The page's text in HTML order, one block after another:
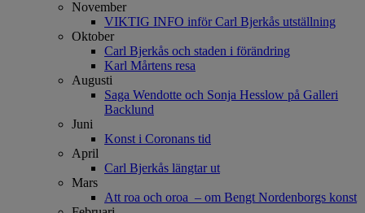
November
VIKTIG INFO inför Carl Bjerkås utställning
Oktober
Carl Bjerkås och staden i förändring
Karl Mårtens resa
Augusti
Saga Wendotte och Sonja Hesslow på Galleri
Backlund
Juni
Konst i Coronans tid
April
Carl Bjerkås längtar ut
Mars
Att roa och oroa – om Bengt Nordenborgs konst